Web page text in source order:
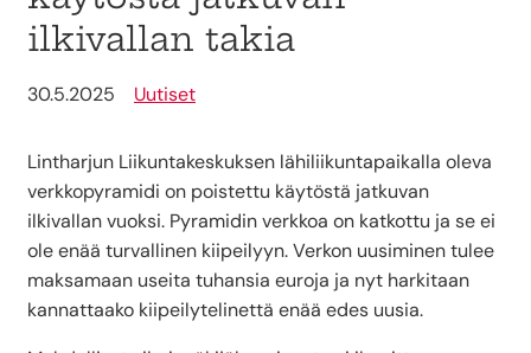
ilkivallan takia
30.5.2025 Uutiset
Lintharjun Liikuntakeskuksen lähiliikuntapaikalla oleva
verkkopyramidi on poistettu käytöstä jatkuvan
ilkivallan vuoksi. Pyramidin verkkoa on katkottu ja se ei
ole enää turvallinen kiipeilyyn. Verkon uusiminen tulee
maksamaan useita tuhansia euroja ja nyt harkitaan
kannattaako kiipeilytelinettä enää edes uusia.